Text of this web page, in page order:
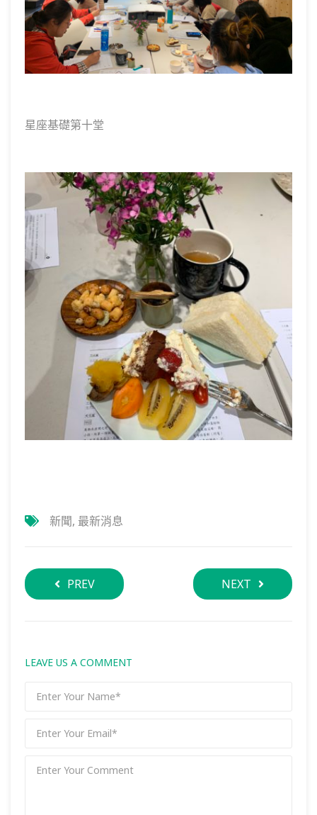
星座基礎第十堂
新聞, 最新消息
PREV NEXT
LEAVE US A COMMENT